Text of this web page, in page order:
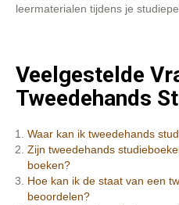
leermaterialen tijdens je
Veelgestelde
Tweedehands
Waar kan ik tweedehands
Zijn tweedehands
boeken?
Hoe kan ik de staat van een
beoordelen?